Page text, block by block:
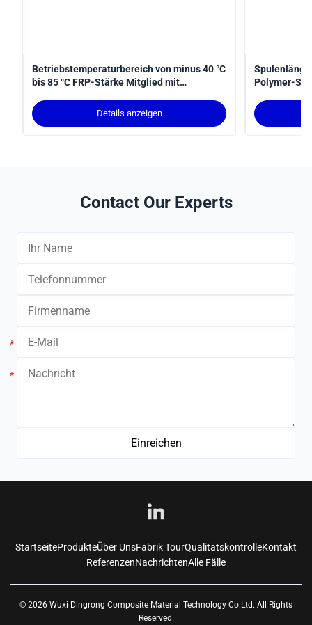
Betriebstemperaturbereich von minus 40 °C
bis 85 °C FRP-Stärke Mitglied mit
und 1,5-prozentiger Verlängerung beim
Bruch entwickelt Kabelstärke
Details anzeigen
Polymer-
Contact Our Experts
*
*
StartseiteProdukteÜber UnsFabrik TourQualitätskontrolleKontakt
ReferenzenNachrichtenAlle Fälle
© 2026 Wuxi Dingrong Composite Material Technology Co.Ltd. All Rights
Reserved.